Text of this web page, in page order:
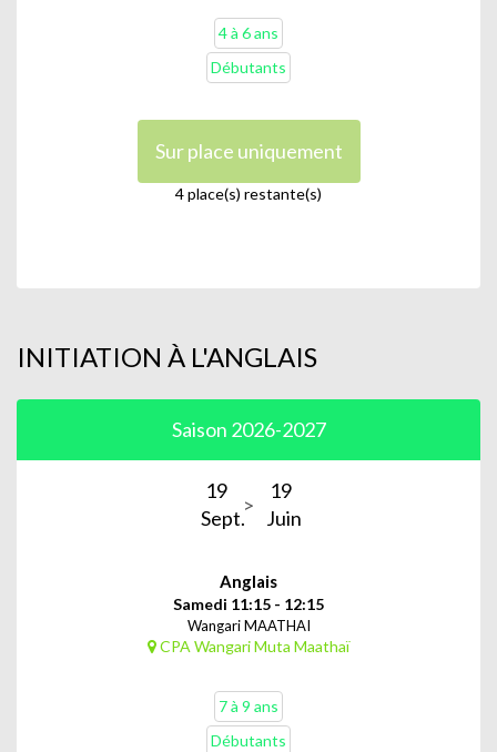
4 à 6 ans
Débutants
Sur place uniquement
4 place(s) restante(s)
INITIATION À L'ANGLAIS
Saison 2026-2027
19
Sept.
19
Juin
Anglais
Samedi 11:15 - 12:15
Wangari MAATHAI
CPA Wangari Muta Maathaï
7 à 9 ans
Débutants